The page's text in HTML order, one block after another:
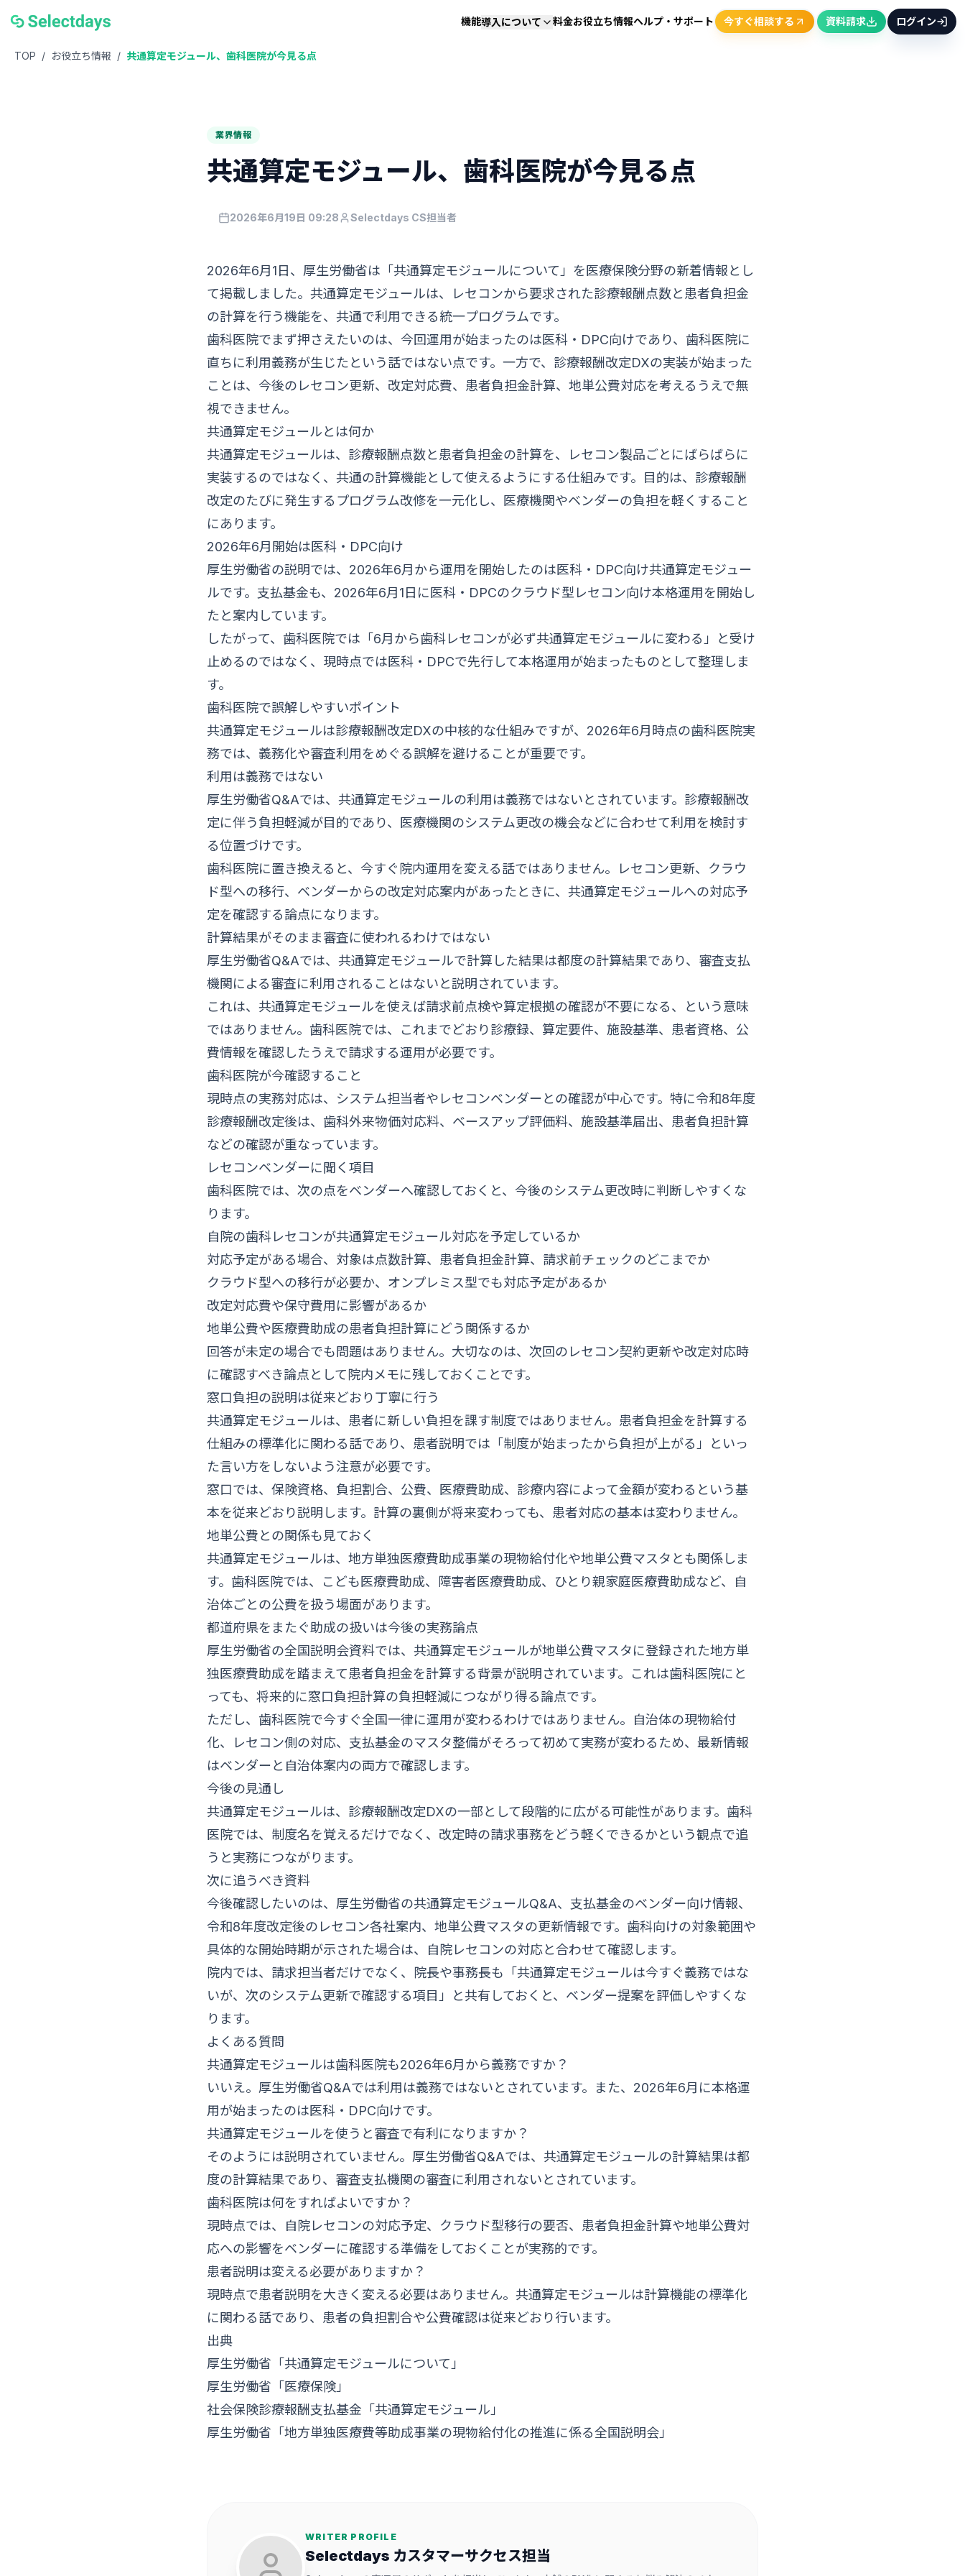
機能導入について 料金お役立ち情報ヘルプ・サポート 今すぐ相談する 資料請求 ログイン
TOP / お役立ち情報 / 共通算定モジュール、歯科医院が今見る点
業界情報
共通算定モジュール、歯科医院が今見る点
2026年6月19日 09:28 Selectdays CS担当者
2026年6月1日、厚生労働省は「共通算定モジュールについて」を医療保険分野の新着情報とし
て掲載しました。共通算定モジュールは、レセコンから要求された診療報酬点数と患者負担金
の計算を行う機能を、共通で利用できる統一プログラムです。
歯科医院でまず押さえたいのは、今回運用が始まったのは医科・DPC向けであり、歯科医院に
直ちに利用義務が生じたという話ではない点です。一方で、診療報酬改定DXの実装が始まった
ことは、今後のレセコン更新、改定対応費、患者負担金計算、地単公費対応を考えるうえで無
視できません。
共通算定モジュールとは何か
共通算定モジュールは、診療報酬点数と患者負担金の計算を、レセコン製品ごとにばらばらに
実装するのではなく、共通の計算機能として使えるようにする仕組みです。目的は、診療報酬
改定のたびに発生するプログラム改修を一元化し、医療機関やベンダーの負担を軽くすること
にあります。
2026年6月開始は医科・DPC向け
厚生労働省の説明では、2026年6月から運用を開始したのは医科・DPC向け共通算定モジュー
ルです。支払基金も、2026年6月1日に医科・DPCのクラウド型レセコン向け本格運用を開始し
たと案内しています。
したがって、歯科医院では「6月から歯科レセコンが必ず共通算定モジュールに変わる」と受け
止めるのではなく、現時点では医科・DPCで先行して本格運用が始まったものとして整理しま
す。
歯科医院で誤解しやすいポイント
共通算定モジュールは診療報酬改定DXの中核的な仕組みですが、2026年6月時点の歯科医院実
務では、義務化や審査利用をめぐる誤解を避けることが重要です。
利用は義務ではない
厚生労働省Q&Aでは、共通算定モジュールの利用は義務ではないとされています。診療報酬改
定に伴う負担軽減が目的であり、医療機関のシステム更改の機会などに合わせて利用を検討す
る位置づけです。
歯科医院に置き換えると、今すぐ院内運用を変える話ではありません。レセコン更新、クラウ
ド型への移行、ベンダーからの改定対応案内があったときに、共通算定モジュールへの対応予
定を確認する論点になります。
計算結果がそのまま審査に使われるわけではない
厚生労働省Q&Aでは、共通算定モジュールで計算した結果は都度の計算結果であり、審査支払
機関による審査に利用されることはないと説明されています。
これは、共通算定モジュールを使えば請求前点検や算定根拠の確認が不要になる、という意味
ではありません。歯科医院では、これまでどおり診療録、算定要件、施設基準、患者資格、公
費情報を確認したうえで請求する運用が必要です。
歯科医院が今確認すること
現時点の実務対応は、システム担当者やレセコンベンダーとの確認が中心です。特に令和8年度
診療報酬改定後は、歯科外来物価対応料、ベースアップ評価料、施設基準届出、患者負担計算
などの確認が重なっています。
レセコンベンダーに聞く項目
歯科医院では、次の点をベンダーへ確認しておくと、今後のシステム更改時に判断しやすくな
ります。
自院の歯科レセコンが共通算定モジュール対応を予定しているか
対応予定がある場合、対象は点数計算、患者負担金計算、請求前チェックのどこまでか
クラウド型への移行が必要か、オンプレミス型でも対応予定があるか
改定対応費や保守費用に影響があるか
地単公費や医療費助成の患者負担計算にどう関係するか
回答が未定の場合でも問題はありません。大切なのは、次回のレセコン契約更新や改定対応時
に確認すべき論点として院内メモに残しておくことです。
窓口負担の説明は従来どおり丁寧に行う
共通算定モジュールは、患者に新しい負担を課す制度ではありません。患者負担金を計算する
仕組みの標準化に関わる話であり、患者説明では「制度が始まったから負担が上がる」といっ
た言い方をしないよう注意が必要です。
窓口では、保険資格、負担割合、公費、医療費助成、診療内容によって金額が変わるという基
本を従来どおり説明します。計算の裏側が将来変わっても、患者対応の基本は変わりません。
地単公費との関係も見ておく
共通算定モジュールは、地方単独医療費助成事業の現物給付化や地単公費マスタとも関係しま
す。歯科医院では、こども医療費助成、障害者医療費助成、ひとり親家庭医療費助成など、自
治体ごとの公費を扱う場面があります。
都道府県をまたぐ助成の扱いは今後の実務論点
厚生労働省の全国説明会資料では、共通算定モジュールが地単公費マスタに登録された地方単
独医療費助成を踏まえて患者負担金を計算する背景が説明されています。これは歯科医院にと
っても、将来的に窓口負担計算の負担軽減につながり得る論点です。
ただし、歯科医院で今すぐ全国一律に運用が変わるわけではありません。自治体の現物給付
化、レセコン側の対応、支払基金のマスタ整備がそろって初めて実務が変わるため、最新情報
はベンダーと自治体案内の両方で確認します。
今後の見通し
共通算定モジュールは、診療報酬改定DXの一部として段階的に広がる可能性があります。歯科
医院では、制度名を覚えるだけでなく、改定時の請求事務をどう軽くできるかという観点で追
うと実務につながります。
次に追うべき資料
今後確認したいのは、厚生労働省の共通算定モジュールQ&A、支払基金のベンダー向け情報、
令和8年度改定後のレセコン各社案内、地単公費マスタの更新情報です。歯科向けの対象範囲や
具体的な開始時期が示された場合は、自院レセコンの対応と合わせて確認します。
院内では、請求担当者だけでなく、院長や事務長も「共通算定モジュールは今すぐ義務ではな
いが、次のシステム更新で確認する項目」と共有しておくと、ベンダー提案を評価しやすくな
ります。
よくある質問
共通算定モジュールは歯科医院も2026年6月から義務ですか？
いいえ。厚生労働省Q&Aでは利用は義務ではないとされています。また、2026年6月に本格運
用が始まったのは医科・DPC向けです。
共通算定モジュールを使うと審査で有利になりますか？
そのようには説明されていません。厚生労働省Q&Aでは、共通算定モジュールの計算結果は都
度の計算結果であり、審査支払機関の審査に利用されないとされています。
歯科医院は何をすればよいですか？
現時点では、自院レセコンの対応予定、クラウド型移行の要否、患者負担金計算や地単公費対
応への影響をベンダーに確認する準備をしておくことが実務的です。
患者説明は変える必要がありますか？
現時点で患者説明を大きく変える必要はありません。共通算定モジュールは計算機能の標準化
に関わる話であり、患者の負担割合や公費確認は従来どおり行います。
出典
厚生労働省「共通算定モジュールについて」
厚生労働省「医療保険」
社会保険診療報酬支払基金「共通算定モジュール」
厚生労働省「地方単独医療費等助成事業の現物給付化の推進に係る全国説明会」
WRITER PROFILE
Selectdays カスタマーサクセス担当